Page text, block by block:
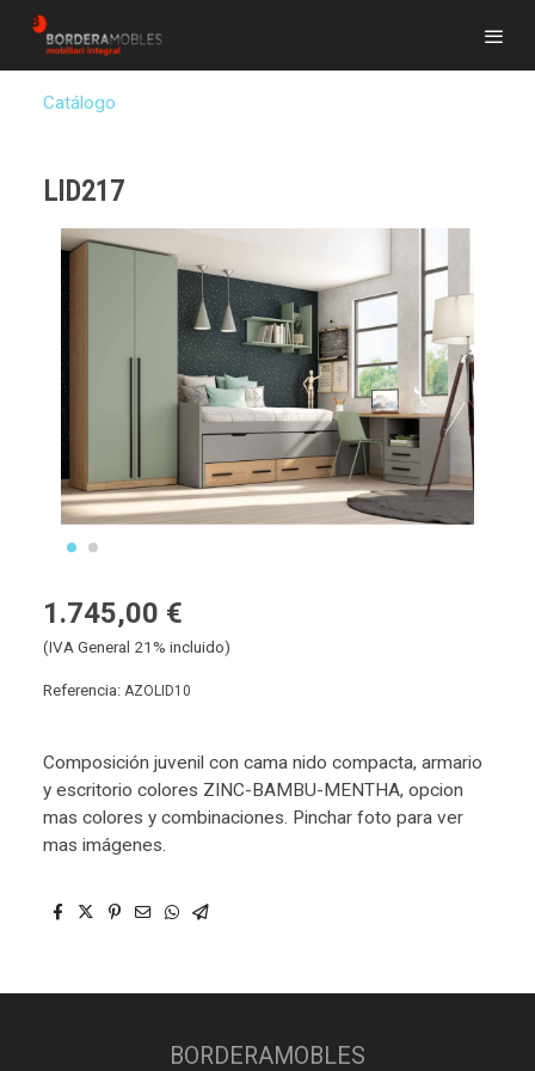
Catálogo
LID217
1.745,00 €
(IVA General 21% incluido)
Referencia: AZOLID10
Composición juvenil con cama nido compacta, armario
y escritorio colores ZINC-BAMBU-MENTHA, opcion
mas colores y combinaciones. Pinchar foto para ver
mas imágenes.
BORDERAMOBLES